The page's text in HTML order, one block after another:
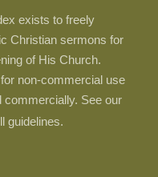
exists to freely
Christian sermons for
of His Church.
non-commercial use
commercially. See our
guidelines.